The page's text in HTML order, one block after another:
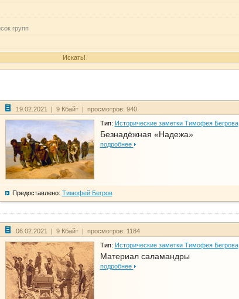
групп
19.02.2021 | 9 Кбайт | просмотров: 940
Тип: Исторические заметки Тимофея Бегрова
Безнадёжная «Надежа»
подробнее
Предоставлено: Тимофей Бегров
06.02.2021 | 9 Кбайт | просмотров: 1184
Тип: Исторические заметки Тимофея Бегрова
Материал саламандры
подробнее